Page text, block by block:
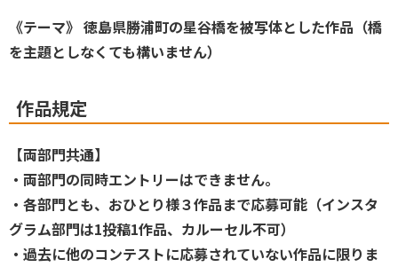
《テーマ》 徳島県勝浦町の星谷橋を被写体とした作品（橋
を主題としなくても構いません）
作品規定
【両部門共通】
・両部門の同時エントリーはできません。
・各部門とも、おひとり様３作品まで応募可能（インスタ
グラム部門は1投稿1作品、カルーセル不可）
・過去に他のコンテストに応募されていない作品に限りま